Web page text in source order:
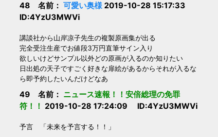
48 名前： 可愛い奥様2019-10-28 15:17:33
ID:4YzU3MWVi
講談社から山岸凉子先生の複製原画集が出る
完全受注生産でお値段3万円直筆サイン入り
欲しいけどサンプル以外どの原画が入るのか知りたい
日出処の天子ですごく好きな扉絵があるからそれが入るな
ら即予約したいんだけどなあ
49 名前： ニュース速報！！安倍総理の免罪
符！！ 2019-10-28 17:24:09 ID:4YzU3MWVi
予言 「未来を予言する！！」